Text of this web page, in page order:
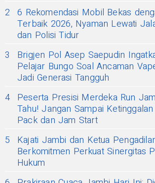
2 6 Rekomendasi Mobil Bekas
Terbaik 2026, Nyaman Lewati
dan Polisi Tidur
3
Brigjen Pol Asep Saepudin
Pelajar Bungo Soal Ancaman
Jadi Generasi Tangguh
4 Peserta Presisi Merdeka Run
Tahu! Jangan Sampai
Pack dan Jam Start
5
Kajati Jambi dan Ketua
Berkomitmen Perkuat Sinergitas
Hukum